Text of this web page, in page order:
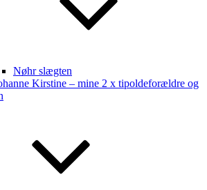
Nøhr slægten
Kirstine – mine 2 x tipoldeforældre og